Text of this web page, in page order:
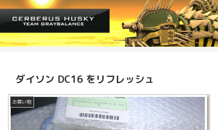
ダイソン DC16 をリフレッシュ
お買い物